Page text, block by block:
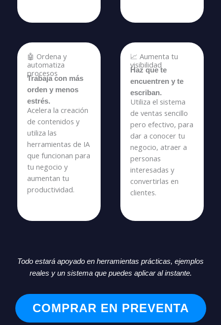
🤖 Ordena y
automatiza
procesos
Trabaja con más
orden y menos
estrés.
Acelera la creación
de contenidos y
utiliza las
herramientas de IA
que funcionan para
tu negocio y
aumentan tu
productividad.
📈 Aumenta tu
visibilidad
Haz que te
encuentren y te
escriban.
Utiliza el sistema
de ventas sencillo
pero efectivo, para
dar a conocer tu
negocio, atraer a
personas
interesadas y
convertirlas en
clientes.
Todo estará apoyado en herramientas prácticas, ejemplos
reales y un sistema que puedes aplicar al instante.
COMPRAR EN PREVENTA